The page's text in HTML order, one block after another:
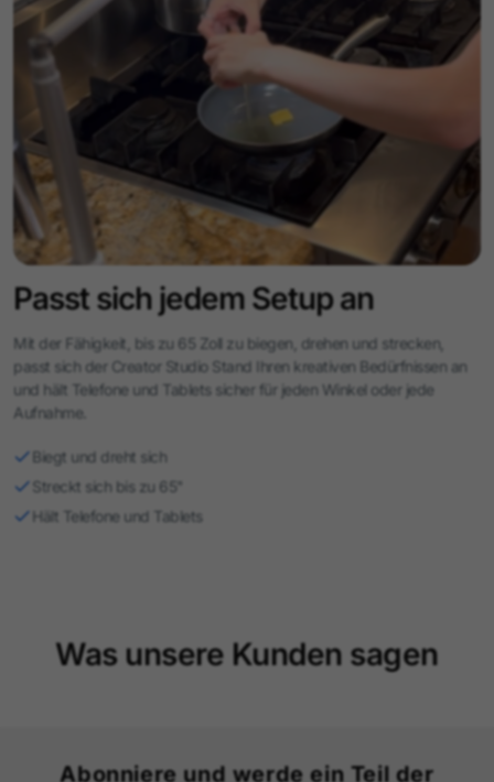
Passt sich jedem Setup an
Mit der Fähigkeit, bis zu 65 Zoll zu biegen, drehen und strecken,
passt sich der Creator Studio Stand Ihren kreativen Bedürfnissen an
und hält Telefone und Tablets sicher für jeden Winkel oder jede
Aufnahme.
Biegt und dreht sich
Streckt sich bis zu 65"
Hält Telefone und Tablets
Was unsere Kunden sagen
Abonniere und werde ein Teil der